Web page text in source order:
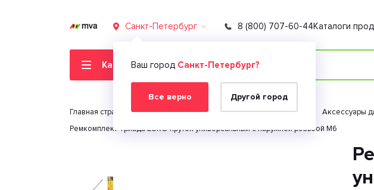
Санкт-Петербург
Ваш город Санкт-Петербург?
Все верно Другой город
8 (800) 707-60-44Каталоги
Каталог товаров
Главная страница Автомобильная электроника Автозвук Аксессуары
Ремкомплект Триада EURO пруток универсальный с наружной резьбой М6